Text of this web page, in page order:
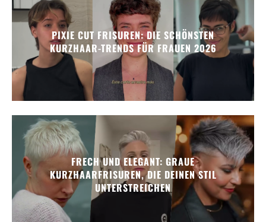
PIXIE CUT FRISUREN: DIE SCHÖNSTEN
KURZHAAR-TRENDS FÜR FRAUEN 2026
FRECH UND ELEGANT: GRAUE
KURZHAARFRISUREN, DIE DEINEN STIL
UNTERSTREICHEN